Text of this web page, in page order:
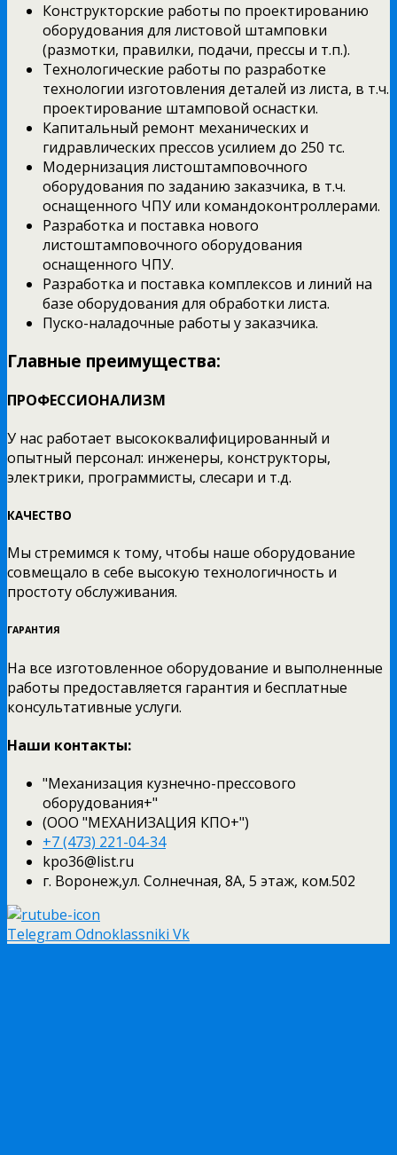
Конструкторские работы по проектированию
оборудования для листовой штамповки
(размотки, правилки, подачи, прессы и т.п.).
Технологические работы по разработке
технологии изготовления деталей из листа, в т.ч.
проектирование штамповой оснастки.
Капитальный ремонт механических и
гидравлических прессов усилием до 250 тс.
Модернизация листоштамповочного
оборудования по заданию заказчика, в т.ч.
оснащенного ЧПУ или командоконтроллерами.
Разработка и поставка нового
листоштамповочного оборудования
оснащенного ЧПУ.
Разработка и поставка комплексов и линий на
базе оборудования для обработки листа.
Пуско-наладочные работы у заказчика.
Главные преимущества:
ПРОФЕССИОНАЛИЗМ
У нас работает высококвалифицированный и
опытный персонал: инженеры, конструкторы,
электрики, программисты, слесари и т.д.
КАЧЕСТВО
Мы стремимся к тому, чтобы наше оборудование
совмещало в себе высокую технологичность и
простоту обслуживания.
ГАРАНТИЯ
На все изготовленное оборудование и выполненные
работы предоставляется гарантия и бесплатные
консультативные услуги.
Наши контакты:
"Механизация кузнечно-прессового
оборудования+"
(ООО "МЕХАНИЗАЦИЯ КПО+")
+7 (473) 221-04-34
kpo36@list.ru
г. Воронеж,ул. Солнечная, 8А, 5 этаж, ком.502
Telegram Odnoklassniki Vk